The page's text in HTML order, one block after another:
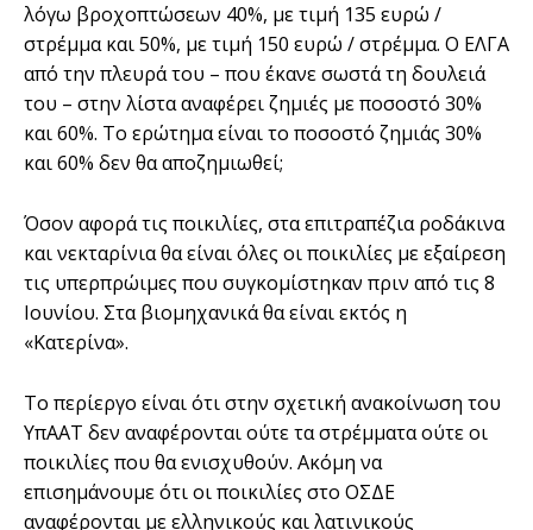
λόγω βροχοπτώσεων 40%, με τιμή 135 ευρώ /
στρέμμα και 50%, με τιμή 150 ευρώ / στρέμμα. Ο ΕΛΓΑ
από την πλευρά του – που έκανε σωστά τη δουλειά
του – στην λίστα αναφέρει ζημιές με ποσοστό 30%
και 60%. Το ερώτημα είναι το ποσοστό ζημιάς 30%
και 60% δεν θα αποζημιωθεί;
Όσον αφορά τις ποικιλίες, στα επιτραπέζια ροδάκινα
και νεκταρίνια θα είναι όλες οι ποικιλίες με εξαίρεση
τις υπερπρώιμες που συγκομίστηκαν πριν από τις 8
Ιουνίου. Στα βιομηχανικά θα είναι εκτός η
«Κατερίνα».
Το περίεργο είναι ότι στην σχετική ανακοίνωση του
ΥπΑΑΤ δεν αναφέρονται ούτε τα στρέμματα ούτε οι
ποικιλίες που θα ενισχυθούν. Ακόμη να
επισημάνουμε ότι οι ποικιλίες στο ΟΣΔΕ
αναφέρονται με ελληνικούς και λατινικούς